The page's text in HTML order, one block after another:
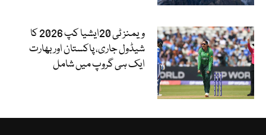
ویمنز ٹی 20ایشیا کپ 2026 کا
شیڈول جاری، پاکستان اور بھارت
ایک ہی گروپ میں شامل